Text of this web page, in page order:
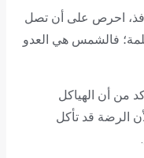
احرص على أن تصل
فالشمس هي العدو
من أن الهياكل
الرضة قد تأكل